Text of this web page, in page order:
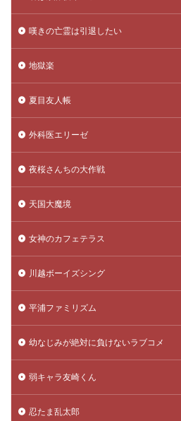
嘆きの亡霊は引退したい
地獄楽
夏目友人帳
外科医エリーゼ
夜桜さんちの大作戦
天国大魔境
女神のカフェテラス
川越ボーイズシング
平浦ファミリズム
幼なじみが絶対に負けないラブコメ
弱キャラ友崎くん
忍たま乱太郎